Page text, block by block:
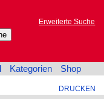
Erweiterte Suche
Kategorien Shop
DRUCKEN